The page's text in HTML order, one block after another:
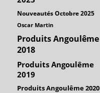
Nouveautés Octobre 2025
Oscar Martin
Produits Angoulême
2018
Produits Angoulême
2019
Produits Angoulême 2020